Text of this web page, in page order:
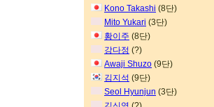
Kono Takashi (8단)
Mito Yukari (3단)
황이주 (8단)
강다정 (?)
Awaji Shuzo (9단)
김지석 (9단)
Seol Hyunjun (3단)